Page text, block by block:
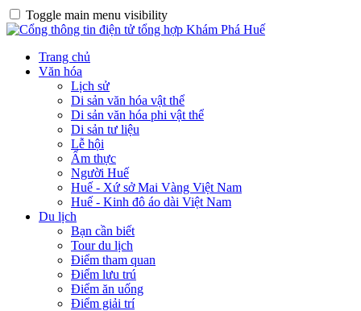
Toggle main menu visibility
Trang chủ
Văn hóa
Lịch sử
Di sản văn hóa vật thể
Di sản văn hóa phi vật thể
Di sản tư liệu
Lễ hội
Ẩm thực
Người Huế
Huế - Xứ sở Mai Vàng Việt Nam
Huế - Kinh đô áo dài Việt Nam
Du lịch
Bạn cần biết
Tour du lịch
Điểm tham quan
Điểm lưu trú
Điểm ăn uống
Điểm giải trí